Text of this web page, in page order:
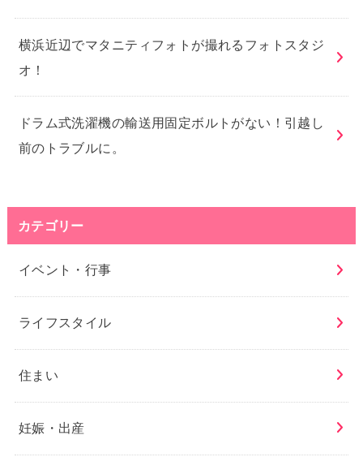
横浜近辺でマタニティフォトが撮れるフォトスタジ
オ！
ドラム式洗濯機の輸送用固定ボルトがない！引越し
前のトラブルに。
カテゴリー
イベント・行事
ライフスタイル
住まい
妊娠・出産